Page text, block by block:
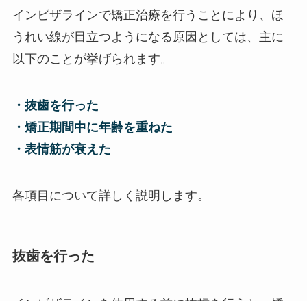
インビザラインで矯正治療を行うことにより、ほ
うれい線が目立つようになる原因としては、主に
以下のことが挙げられます。
・抜歯を行った
・矯正期間中に年齢を重ねた
・表情筋が衰えた
各項目について詳しく説明します。
抜歯を行った